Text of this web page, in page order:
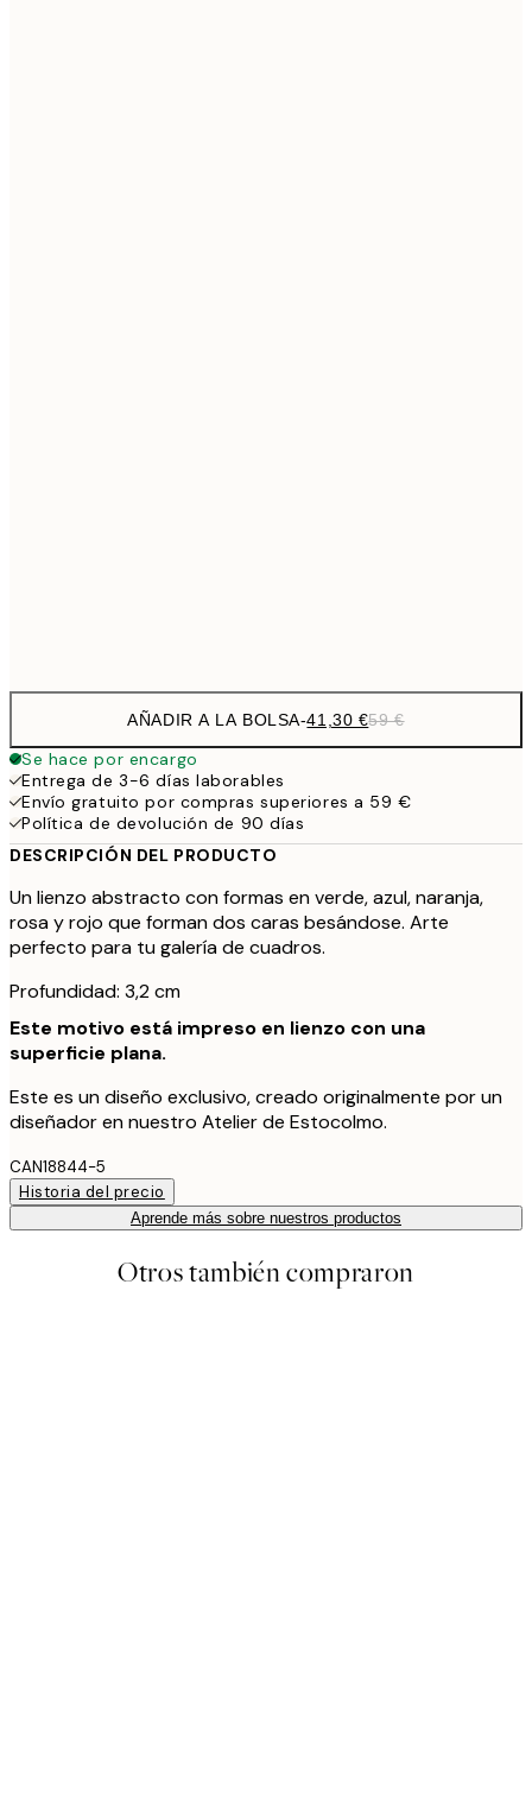
AÑADIR A LA BOLSA-41,30 €59 €
Se hace por encargo
Entrega de 3-6 días laborables
Envío gratuito por compras superiores a 59 €
Política de devolución de 90 días
DESCRIPCIÓN DEL PRODUCTO
Un lienzo abstracto con formas en verde, azul, naranja,
rosa y rojo que forman dos caras besándose. Arte
perfecto para tu galería de cuadros.
Profundidad: 3,2 cm
Este motivo está impreso en lienzo con una
superficie plana.
Este es un diseño exclusivo, creado originalmente por un
diseñador en nuestro Atelier de Estocolmo.
CAN18844-5
Historia del precio
Aprende más sobre nuestros productos
Otros también compraron